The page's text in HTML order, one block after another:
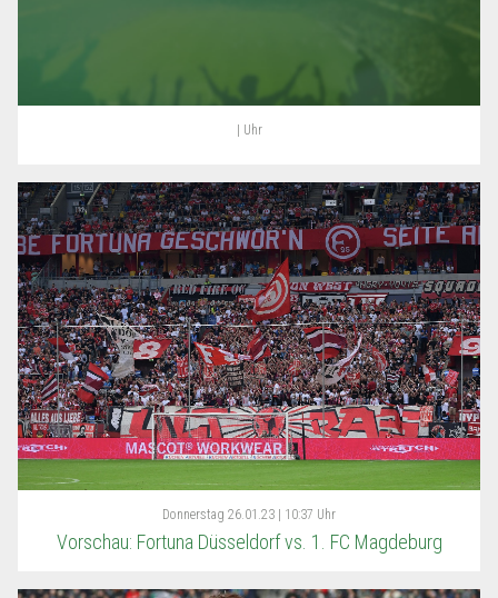
| Uhr
Donnerstag 26.01.23 | 10:37 Uhr
Vorschau: Fortuna Düsseldorf vs. 1. FC Magdeburg